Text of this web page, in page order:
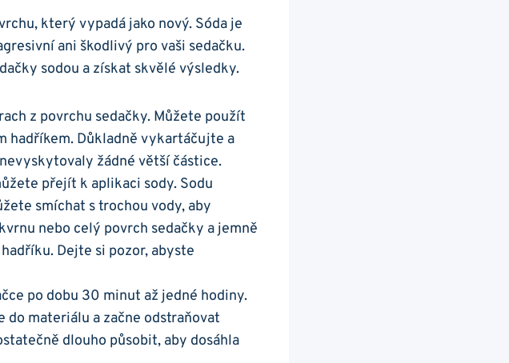
který vypadá jako nový. Sóda je
ani škodlivý pro vaši sedačku.
sodou a získat skvělé výsledky.
z povrchu sedačky. Můžete použít
hadříkem. Důkladně vykartáčujte a
žádné větší částice.
přejít k aplikaci sody. Sodu
smíchat s trochou vody, aby
nebo celý povrch sedačky a jemně
Dejte si pozor, abyste
po dobu 30 minut až jedné hodiny.
do materiálu a začne odstraňovat
dlouho působit, aby dosáhla